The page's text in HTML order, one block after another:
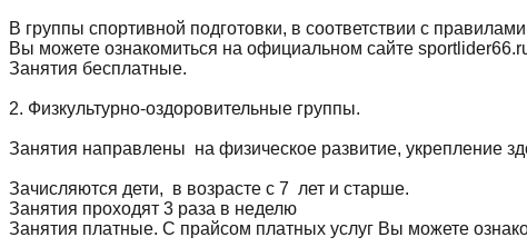
В группы спортивной подготовки, в соответствии с
Вы можете ознакомиться на официальном сайте
Занятия бесплатные.
2. Физкультурно-оздоровительные группы.
Занятия направлены на физическое развитие, укрепление
Зачисляются дети, в возрасте с 7 лет и старше.
Занятия проходят 3 раза в неделю
Занятия платные. С прайсом платных услуг Вы можете